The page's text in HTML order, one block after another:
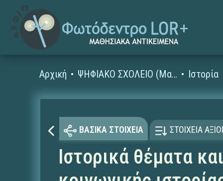
Αρχική ΨΗΦΙΑΚΟ ΣΧΟΛΕΙΟ (Μαθησιακά Αντικείμενα) Ιστορία
ΒΑΣΙΚΑ ΣΤΟΙΧΕΙΑ ΣΤΟΙΧΕΙΑ
Ιστορικά θέματα